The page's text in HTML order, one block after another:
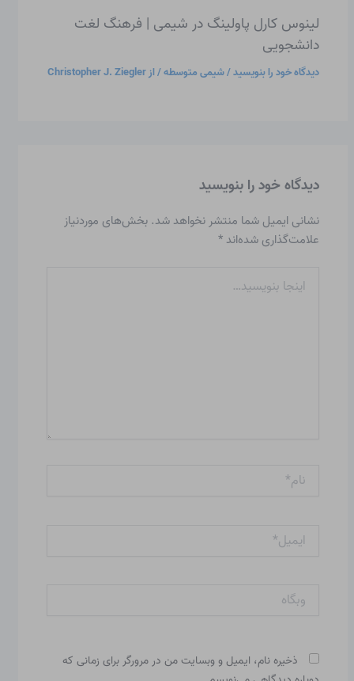
لینوس کارل پاولینگ در شیمی | فرهنگ لغت
دانشجویی
دیدگاه‌ خود را بنویسید/شیمی متوسطه/ ازChristopher J. Ziegler
دیدگاه‌ خود را بنویسید
نشانی ایمیل شما منتشر نخواهد شد. بخش‌های موردنیاز
علامت‌گذاری شده‌اند*
بنویسید…
ایمیل*
ذخیره نام، ایمیل و وبسایت من در مرورگر برای زمانی که